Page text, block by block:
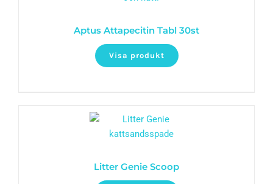
Aptus Attapecitin Tabl 30st
Visa produkt
Litter Genie Scoop